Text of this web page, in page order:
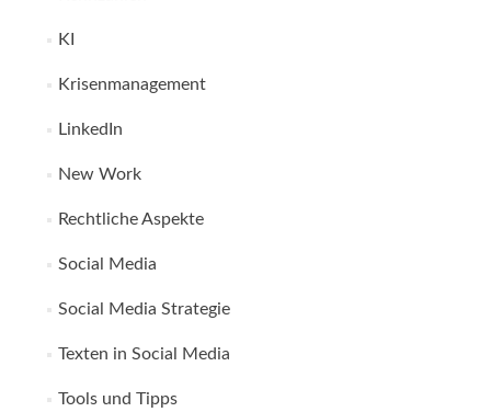
KI
Krisenmanagement
LinkedIn
New Work
Rechtliche Aspekte
Social Media
Social Media Strategie
Texten in Social Media
Tools und Tipps